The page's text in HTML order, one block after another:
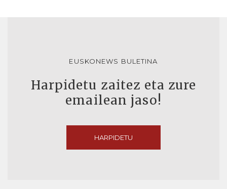
EUSKONEWS BULETINA
Harpidetu zaitez eta zure
emailean jaso!
HARPIDETU